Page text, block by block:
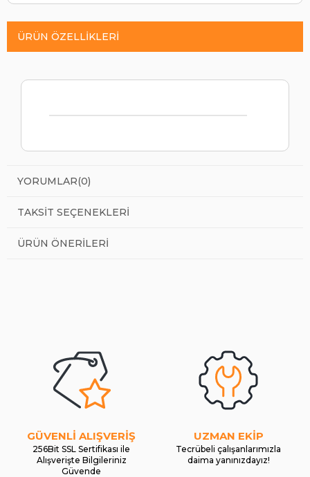
ÜRÜN ÖZELLIKLERI
YORUMLAR(0)
TAKSIT SEÇENEKLERI
ÜRÜN ÖNERILERI
GÜVENLİ ALIŞVERİŞ
256Bit SSL Sertifikası ile
Alışverişte Bilgileriniz
Güvende
UZMAN EKİP
Tecrübeli çalışanlarımızla
daima yanınızdayız!